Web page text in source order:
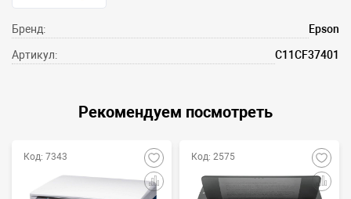
Бренд: Epson
Артикул: C11CF37401
Рекомендуем посмотреть
Код: 7343 Код: 2575